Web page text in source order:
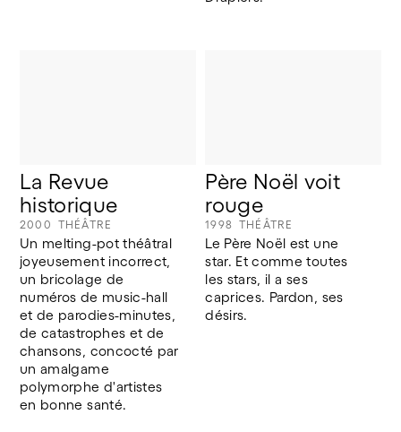
La Revue
historique
2000 THÉÂTRE
Un melting-pot théâtral
joyeusement incorrect,
un bricolage de
numéros de music-hall
et de parodies-minutes,
de catastrophes et de
chansons, concocté par
un amalgame
polymorphe d'artistes
en bonne santé.
Père Noël voit
rouge
1998 THÉÂTRE
Le Père Noël est une
star. Et comme toutes
les stars, il a ses
caprices. Pardon, ses
désirs.